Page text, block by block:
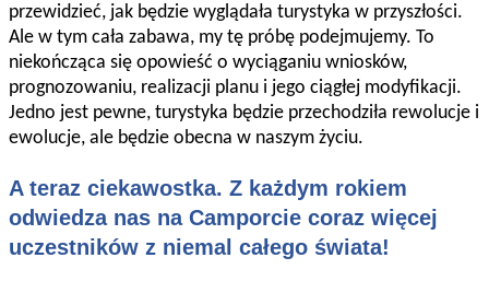
przewidzieć, jak będzie wyglądała turystyka w przyszłości.
Ale w tym cała zabawa, my tę próbę podejmujemy. To
niekończąca się opowieść o wyciąganiu wniosków,
prognozowaniu, realizacji planu i jego ciągłej modyfikacji.
Jedno jest pewne, turystyka będzie przechodziła rewolucje i
ewolucje, ale będzie obecna w naszym życiu.
A teraz ciekawostka. Z każdym rokiem
odwiedza nas na Camporcie coraz więcej
uczestników z niemal całego świata!